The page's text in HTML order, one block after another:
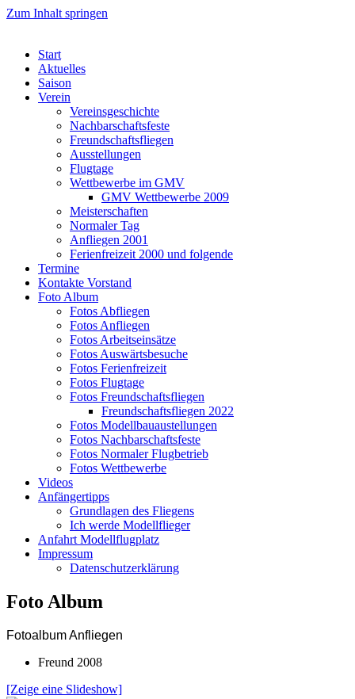
Zum Inhalt springen
Start
Aktuelles
Saison
Verein
Vereinsgeschichte
Nachbarschaftsfeste
Freundschaftsfliegen
Ausstellungen
Flugtage
Wettbewerbe im GMV
GMV Wettbewerbe 2009
Meisterschaften
Normaler Tag
Anfliegen 2001
Ferienfreizeit 2000 und folgende
Termine
Kontakte Vorstand
Foto Album
Fotos Abfliegen
Fotos Anfliegen
Fotos Arbeitseinsätze
Fotos Auswärtsbesuche
Fotos Ferienfreizeit
Fotos Flugtage
Fotos Freundschaftsfliegen
Freundschaftsfliegen 2022
Fotos Modellbauaustellungen
Fotos Nachbarschaftsfeste
Fotos Normaler Flugbetrieb
Fotos Wettbewerbe
Videos
Anfängertipps
Grundlagen des Fliegens
Ich werde Modellflieger
Anfahrt Modellflugplatz
Impressum
Datenschutzerklärung
Foto Album
Fotoalbum Anfliegen
Freund 2008
[Zeige eine Slideshow]